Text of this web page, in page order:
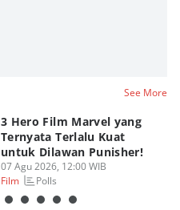
See More
3 Hero Film Marvel yang
Ternyata Terlalu Kuat
untuk Dilawan Punisher!
07 Agu 2026, 12:00 WIB
Film
Polls